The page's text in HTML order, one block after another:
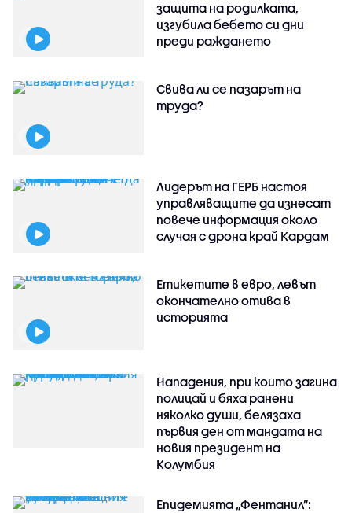
защита на родилката,
изгубила бебето си дни
преди раждането
Свива ли се пазарът на
труда?
Лидерът на ГЕРБ настоя
управляващите да изнесат
повече информация около
случая с дрона край Кардам
Етикетите в евро, левът
окончателно отива в
историята
Нападения, при които загина
полицай и бяха ранени
няколко души, белязаха
първия ден от мандата на
новия президент на
Колумбия
Епидемията „Фентанил”: